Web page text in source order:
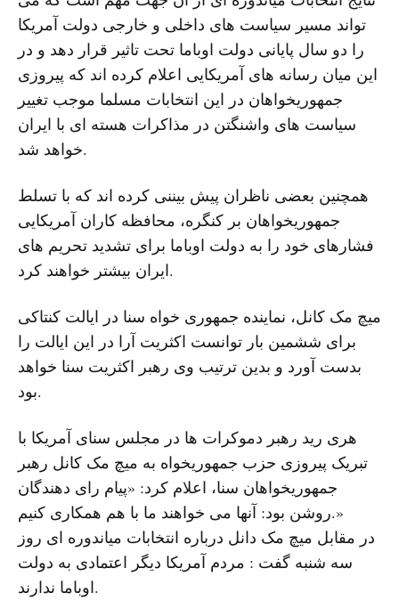
تواند مسیر سیاست های داخلی و خارجی دولت آمریکا
را دو سال پایانی دولت اوباما تحت تاثیر قرار دهد و در
این میان رسانه های آمریکایی اعلام کرده اند که پیروزی
جمهوریخواهان در این انتخابات مسلما موجب تغییر
سیاست های واشنگتن در مذاکرات هسته ای با ایران
خواهد شد.
همچنین بعضی ناظران پیش بیننی کرده اند که با تسلط
جمهوریخواهان بر کنگره، محافظه کاران آمریکایی
فشارهای خود را به دولت اوباما برای تشدید تحریم های
ایران بیشتر خواهند کرد.
میچ مک کانل، نماینده جمهوری خواه سنا در ایالت کنتاکی
برای ششمین بار توانست اکثریت آرا در این ایالت را
بدست آورد و بدین ترتیب وی رهبر اکثریت سنا خواهد
بود.
هری رید رهبر دموکرات ها در مجلس سنای آمریکا با
تبریک پیروزی حزب جمهوریخواه به میچ مک کانل رهبر
جمهوریخواهان سنا، اعلام کرد: «پیام رای دهندگان
روشن بود: آنها می خواهند ما با هم همکاری کنیم.»
در مقابل میچ مک دانل درباره انتخابات میاندوره ای روز
سه شنبه گفت : مردم آمریکا دیگر اعتمادی به دولت
اوباما ندارند.